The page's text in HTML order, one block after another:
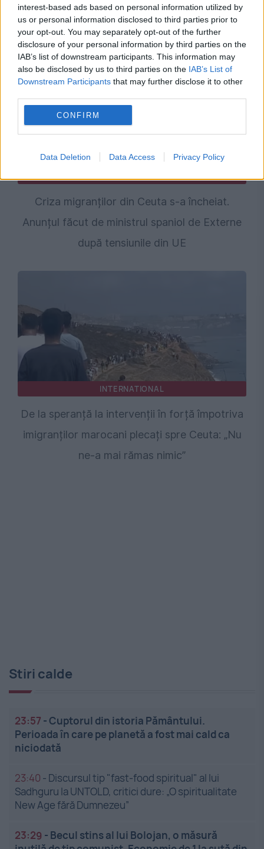
interest-based ads based on personal information utilized by
us or personal information disclosed to third parties prior to
your opt-out. You may separately opt-out of the further
disclosure of your personal information by third parties on the
IAB’s list of downstream participants. This information may
also be disclosed by us to third parties on the IAB’s List of
Downstream Participants that may further disclose it to other
CONFIRM
Data Deletion Data Access Privacy Policy
Iluzia rețelelor sociale. De ce s-au întors în
Maroc migranții care au trecut înot spre Ceuta
INTERNATIONAL
Criza migranților din Ceuta s-a încheiat.
Anunțul făcut de ministrul spaniol de Externe
după tensiunile din UE
INTERNATIONAL
De la speranță la intervenții în forță împotriva
imigranților marocani plecați spre Ceuta: „Nu
ne-a mai rămas nimic”
Stiri calde
23:57 -Cuptorul din istoria Pământului.
Perioada în care pe planetă a fost mai cald ca
niciodată
23:40 - Discursul tip "fast-food spiritual" al lui
Sadhguru la UNTOLD, critici dure: „O spiritualitate
New Age fără Dumnezeu”
23:29 - Becul stins al lui Bolojan, o măsură